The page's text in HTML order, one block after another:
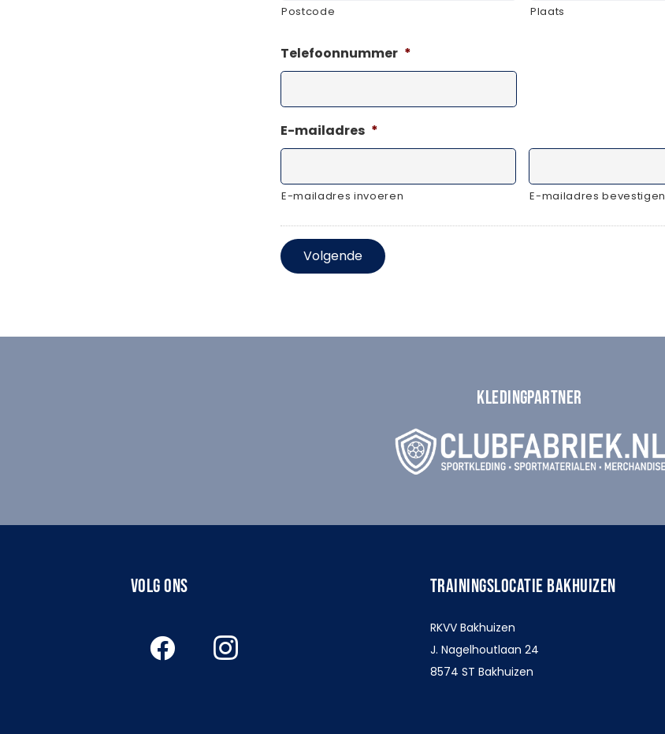
Postcode Plaats
Telefoonnummer *
E-mailadres *
E-mailadres invoeren E-mailadres bevestigen
Volgende
KLEDINGPARTNER
VOLG ONS TRAININGSLOCATIE BAKHUIZEN
RKVV Bakhuizen
J. Nagelhoutlaan 24
8574 ST Bakhuizen